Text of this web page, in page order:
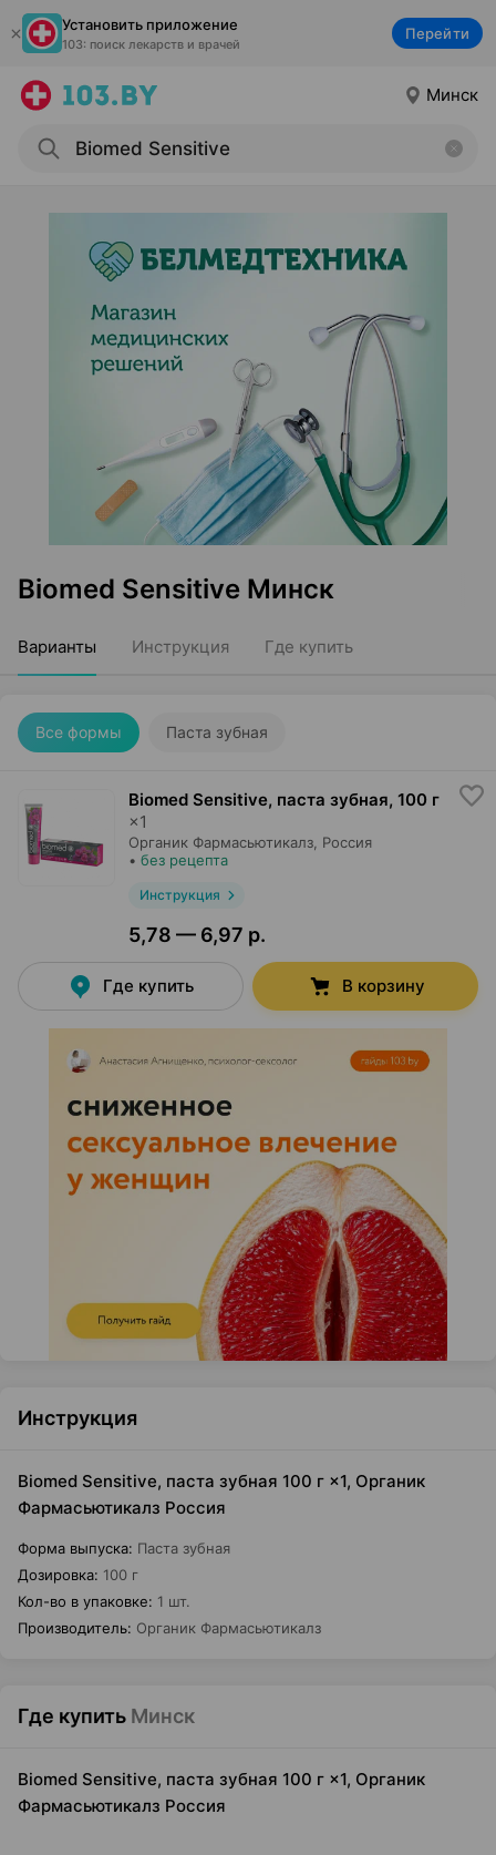
Установить приложение
103: поиск лекарств и врачей
Перейти
Минск
Biomed Sensitive Минск
Варианты Инструкция Где купить
Все формы Паста зубная
Biomed Sensitive, паста зубная, 100 г
×1
Органик Фармасьютикалз , Россия
• без рецепта
Инструкция
5,78 — 6,97 р.
Где купить В корзину
Инструкция
Biomed Sensitive, паста зубная 100 г ×1, Органик
Фармасьютикалз Россия
Форма выпуска: Паста зубная
Дозировка: 100 г
Кол-во в упаковке: 1 шт.
Производитель: Органик Фармасьютикалз
Где купить Минск
Biomed Sensitive, паста зубная 100 г ×1, Органик
Фармасьютикалз Россия